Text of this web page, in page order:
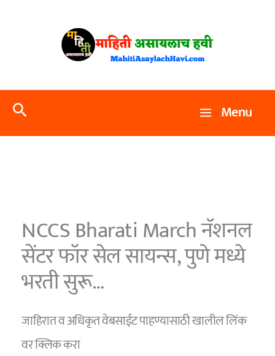
Search Menu
NCCS Bharati March नॅशनल
सेंटर फॉर सेल सायन्स, पुणे मध्ये
भरती सुरू…
जाहिरात व अधिकृत वेबसाईट पाहण्यासाठी खालील लिंक
वर क्लिक करा